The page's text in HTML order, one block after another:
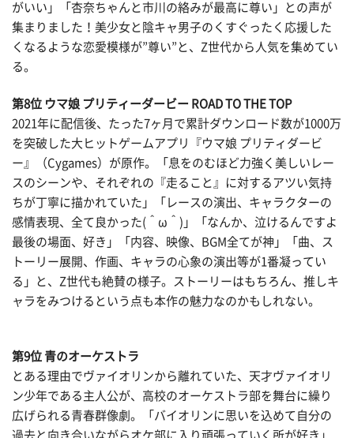
がいい」「杏奈ちゃんと市川の絡みが最高に尊い」との声が
集まりました！美少女と陰キャ男子のくすぐったく応援した
くなるような恋愛模様が”尊い”と、Z世代から人気を集めてい
る。
第8位 ウマ娘 プリティーダービー ROAD TO THE TOP
2021年に配信後、たった7ヶ月で累計ダウンロード数が1000万
を突破した大ヒットゲームアプリ『ウマ娘 プリティダービ
ー』（Cygames）が原作。「息をのむほど力強く美しいレー
スのシーンや、それぞれの『走ること』に対するアツい気持
ちが丁寧に描かれていた」「レースの演出、キャラクターの
感情表現、全て良かった(＾ω＾)」「なんか、泣けるんですよ
最後の場面、好き‪‪‎」「内容、映像、BGM全てが神」「曲、ス
トーリー展開、作画、キャラの心象の演出等が1番凝ってい
る」と、Z世代も絶賛の様子。ストーリーはもちろん、推しキ
ャラをみつけるという点も本作の魅力なのかもしれない。
第9位 青のオーケストラ
とある理由でヴァイオリンから離れていた、天才ヴァイオリ
ン少年である主人公が、高校のオーケストラ部を舞台に繰り
広げられる青春群像劇。「バイオリンに思いを込めて自分の
過去と向き合いながらオケ部に入り頑張っていく所が好き」